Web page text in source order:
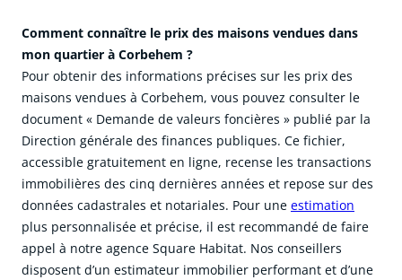
Comment connaître le prix des maisons vendues dans
mon quartier à Corbehem ?
Pour obtenir des informations précises sur les prix des
maisons vendues à Corbehem, vous pouvez consulter le
document « Demande de valeurs foncières » publié par la
Direction générale des finances publiques. Ce fichier,
accessible gratuitement en ligne, recense les transactions
immobilières des cinq dernières années et repose sur des
données cadastrales et notariales. Pour une estimation
plus personnalisée et précise, il est recommandé de faire
appel à notre agence Square Habitat. Nos conseillers
disposent d’un estimateur immobilier performant et d’une